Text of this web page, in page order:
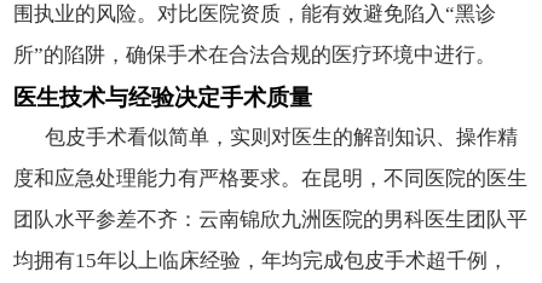
围执业的风险。对比医院资质，能有效避免陷入“黑诊
所”的陷阱，确保手术在合法合规的医疗环境中进行。
医生技术与经验决定手术质量
包皮手术看似简单，实则对医生的解剖知识、操作精
度和应急处理能力有严格要求。在昆明，不同医院的医生
团队水平参差不齐：云南锦欣九洲医院的男科医生团队平
均拥有15年以上临床经验，年均完成包皮手术超千例，